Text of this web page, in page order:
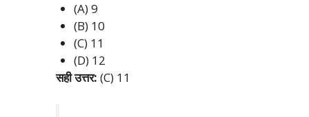
(A) 9
(B) 10
(C) 11
(D) 12
सही उत्तर: (C) 11